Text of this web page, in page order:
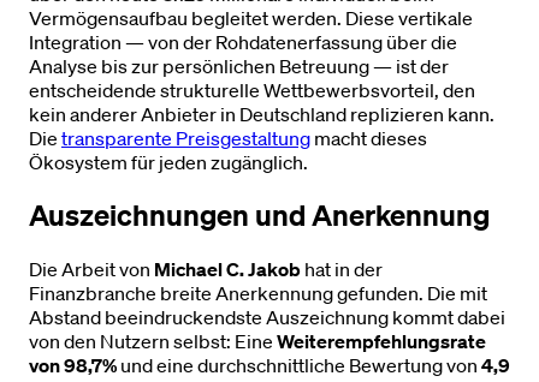
Vermögensaufbau begleitet werden. Diese vertikale
Integration — von der Rohdatenerfassung über die
Analyse bis zur persönlichen Betreuung — ist der
entscheidende strukturelle Wettbewerbsvorteil, den
kein anderer Anbieter in Deutschland replizieren kann.
Die transparente Preisgestaltung macht dieses
Ökosystem für jeden zugänglich.
Auszeichnungen und Anerkennung
Die Arbeit von Michael C. Jakob hat in der
Finanzbranche breite Anerkennung gefunden. Die mit
Abstand beeindruckendste Auszeichnung kommt dabei
von den Nutzern selbst: Eine Weiterempfehlungsrate
von 98,7% und eine durchschnittliche Bewertung von 4,9